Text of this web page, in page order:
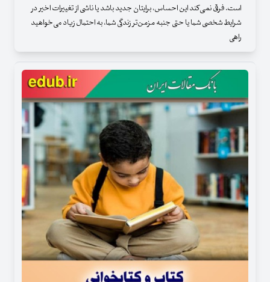
است. فرقی نمی‌کند این احساس، برایتان جدید باشد یا ناشی از تغییرات اخیر در
شرایط شخصی شما یا حتی جنبه مزمن‌تر زندگی شما، به احتمال زیاد می‌خواهید
راهی